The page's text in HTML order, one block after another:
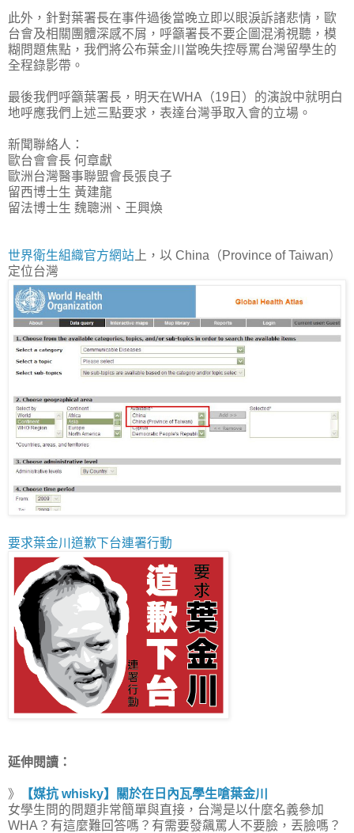
此外，針對葉署長在事件過後當晚立即以眼淚訴諸悲情，歐
台會及相關團體深感不屑，呼籲署長不要企圖混淆視聽，模
糊問題焦點，我們將公布葉金川當晚失控辱罵台灣留學生的
全程錄影帶。
最後我們呼籲葉署長，明天在WHA（19日）的演說中就明白
地呼應我們上述三點要求，表達台灣爭取入會的立場。
新聞聯絡人：
歐台會會長 何章獻
歐洲台灣醫事聯盟會長張良子
留西博士生 黃建龍
留法博士生 魏聰洲、王興煥
世界衛生組織官方網站 上，以 China（Province of Taiwan）
定位台灣
要求葉金川道歉下台連署行動
延伸閱讀：
》
【媒抗 whisky】關於在日內瓦學生嗆葉金川
女學生問的問題非常簡單與直接，台灣是以什麼名義參加
WHA？有這麼難回答嗎？有需要發飆罵人不要臉，丟臉嗎？